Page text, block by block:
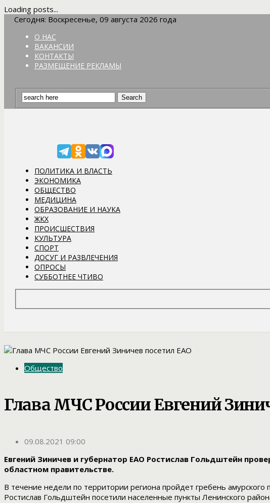
Loading posts...
Сегодня: Воскресенье, 09 августа 2026 года
О НАС
ВАКАНСИИ
КОНТАКТЫ
РАЗМЕЩЕНИЕ РЕКЛАМЫ
ПОЛИТИКА И ВЛАСТЬ
ЭКОНОМИКА
ОБЩЕСТВО
МЕДИЦИНА
ОБРАЗОВАНИЕ И НАУКА
ЖКХ
ПРОИСШЕСТВИЯ
КУЛЬТУРА
СПОРТ
ДОСУГ И РАЗВЛЕЧЕНИЯ
ОПРОСЫ
СУББОТНЕЕ ЧТИВО
Общество
Глава МЧС России Евгений
09.08.2021 09:00
Евгений Зиничев и губернатор ЕАО Ростислав Гольдштейн
областном правительстве.
В течение недели по территории региона пройдет гребень амурского
Ростислав Гольдштейн посетили населенные пункты Ленинского